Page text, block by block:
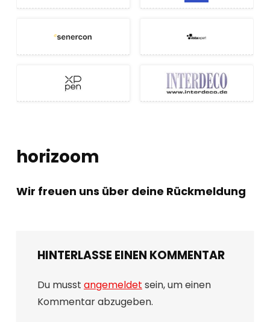
horizoom
Wir freuen uns über deine Rückmeldung
HINTERLASSE EINEN KOMMENTAR
Du musst angemeldet sein, um einen
Kommentar abzugeben.